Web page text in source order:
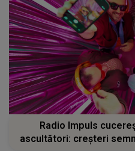
Radio Impuls
ascultători: creșteri